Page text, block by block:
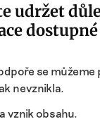
udržet
dostupné
se
nevznikla.
vznik obsahu.